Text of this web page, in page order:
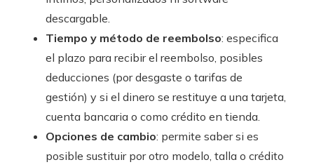
descargable.
Tiempo y método de reembolso: especifica
el plazo para recibir el reembolso, posibles
deducciones (por desgaste o tarifas de
gestión) y si el dinero se restituye a una tarjeta,
cuenta bancaria o como crédito en tienda.
Opciones de cambio: permite saber si es
posible sustituir por otro modelo, talla o crédito